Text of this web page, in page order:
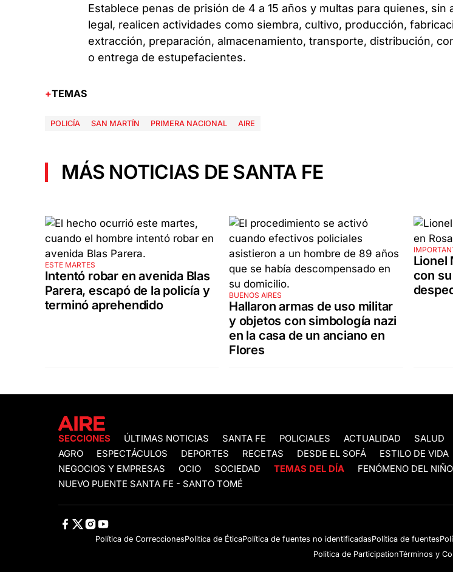
Establece penas de prisión de 4 a 15 años y multas para quienes, sin
legal, realicen actividades como siembra, cultivo, producción,
extracción, preparación, almacenamiento, transporte, distribución,
o entrega de estupefacientes.
TEMAS
POLICÍA SAN MARTÍN PRIMERA NACIONAL AIRE
MÁS NOTICIAS DE SANTA FE
ESTE MARTES
Intentó robar en avenida Blas
Parera, escapó de la policía y
terminó aprehendido
BUENOS AIRES
Hallaron armas de uso militar
y objetos con simbología nazi
en la casa de un anciano en
Flores
Lionel
con
SECCIONES ÚLTIMAS NOTICIAS SANTA FE POLICIALES ACTUALIDAD SALUD
AGRO
ESPECTÁCULOS DEPORTES RECETAS DESDE EL SOFÁ ESTILO DE VIDA
NEGOCIOS Y EMPRESAS
OCIO SOCIEDAD TEMAS DEL DÍA FENÓMENO DEL NIÑO
NUEVO PUENTE SANTA FE - SANTO TOMÉ
Política de CorreccionesPolitica de ÉticaPolítica de fuentes no identificadasPolítica de fuentes
Politica de ParticipationTérminos y